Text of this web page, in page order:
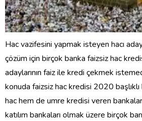
Hac vazifesini yapmak isteyen hacı
çözüm için birçok banka faizsiz hac
adaylarının faiz ile kredi çekmek
konuda faizsiz hac kredisi 2020 başlıklı
hac hem de umre kredisi veren
katılım bankaları olmak üzere birçok